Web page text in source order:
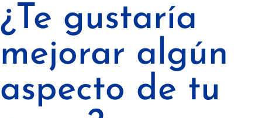
¿Te gustaría
mejorar algún
aspecto de tu